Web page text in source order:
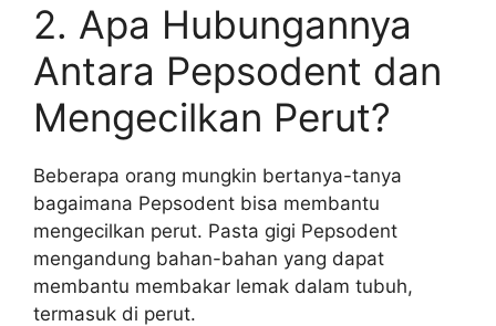
2. Apa Hubungannya
Antara Pepsodent dan
Mengecilkan Perut?
Beberapa orang mungkin bertanya-tanya
bagaimana Pepsodent bisa membantu
mengecilkan perut. Pasta gigi Pepsodent
mengandung bahan-bahan yang dapat
membantu membakar lemak dalam tubuh,
termasuk di perut.